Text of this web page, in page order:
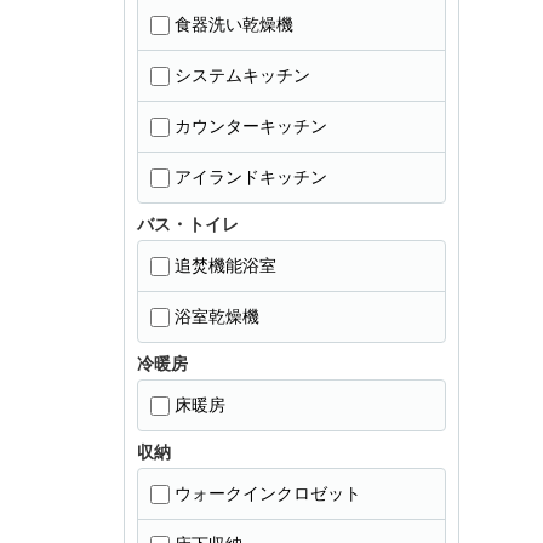
食器洗い乾燥機
システムキッチン
カウンターキッチン
アイランドキッチン
バス・トイレ
追焚機能浴室
浴室乾燥機
冷暖房
床暖房
収納
ウォークインクロゼット